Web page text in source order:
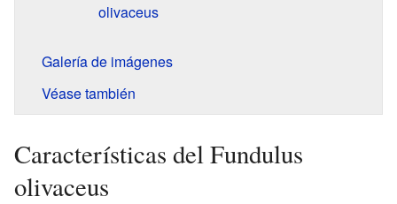
olivaceus
Galería de imágenes
Véase también
Características del Fundulus
olivaceus